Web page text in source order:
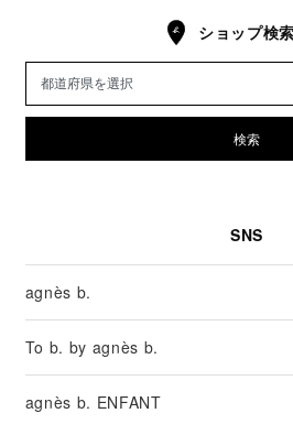
ショップ検索
検索
SNS
agnès b.
To b. by agnès b.
agnès b. ENFANT